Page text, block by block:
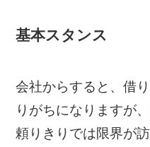
基本スタンス
会社からすると、借
りがちになりますが
頼りきりでは限界が